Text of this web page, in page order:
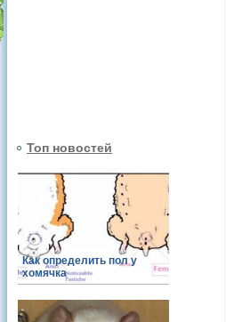
Топ новостей
Как определить пол у
хомячка